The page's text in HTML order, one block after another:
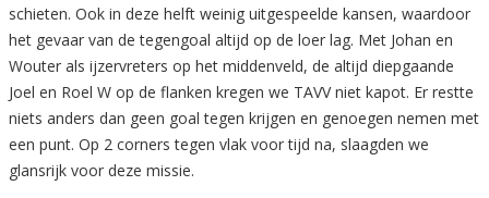
schieten. Ook in deze helft weinig uitgespeelde kansen, waardoor
het gevaar van de tegengoal altijd op de loer lag. Met Johan en
Wouter als ijzervreters op het middenveld, de altijd diepgaande
Joel en Roel W op de flanken kregen we TAVV niet kapot. Er restte
niets anders dan geen goal tegen krijgen en genoegen nemen met
een punt. Op 2 corners tegen vlak voor tijd na, slaagden we
glansrijk voor deze missie.